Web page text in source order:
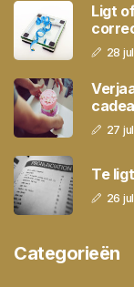
Ligt
28
27
Te
26
Categorieën